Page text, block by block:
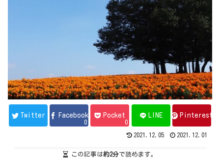
Twitter Facebook
0
Pocket
0
LINE Pinterest
2021.12.05 2021.12.01
この記事は約2分で読めます。